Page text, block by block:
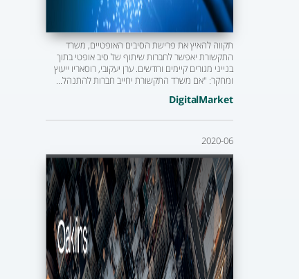
תקווה להאיץ את פרישת הסיבים האופטיים, משרד
התקשורת יאפשר לחברות שיתוף של סיב אופטי בתוך
בנייני מגורים קיימים וחדשים. ערן יעקובי, רוסאריו ייעוץ
ומחקר: "אם משרד התקשורת יחייב חברות להתנהל...
DigitalMarket
2020-06